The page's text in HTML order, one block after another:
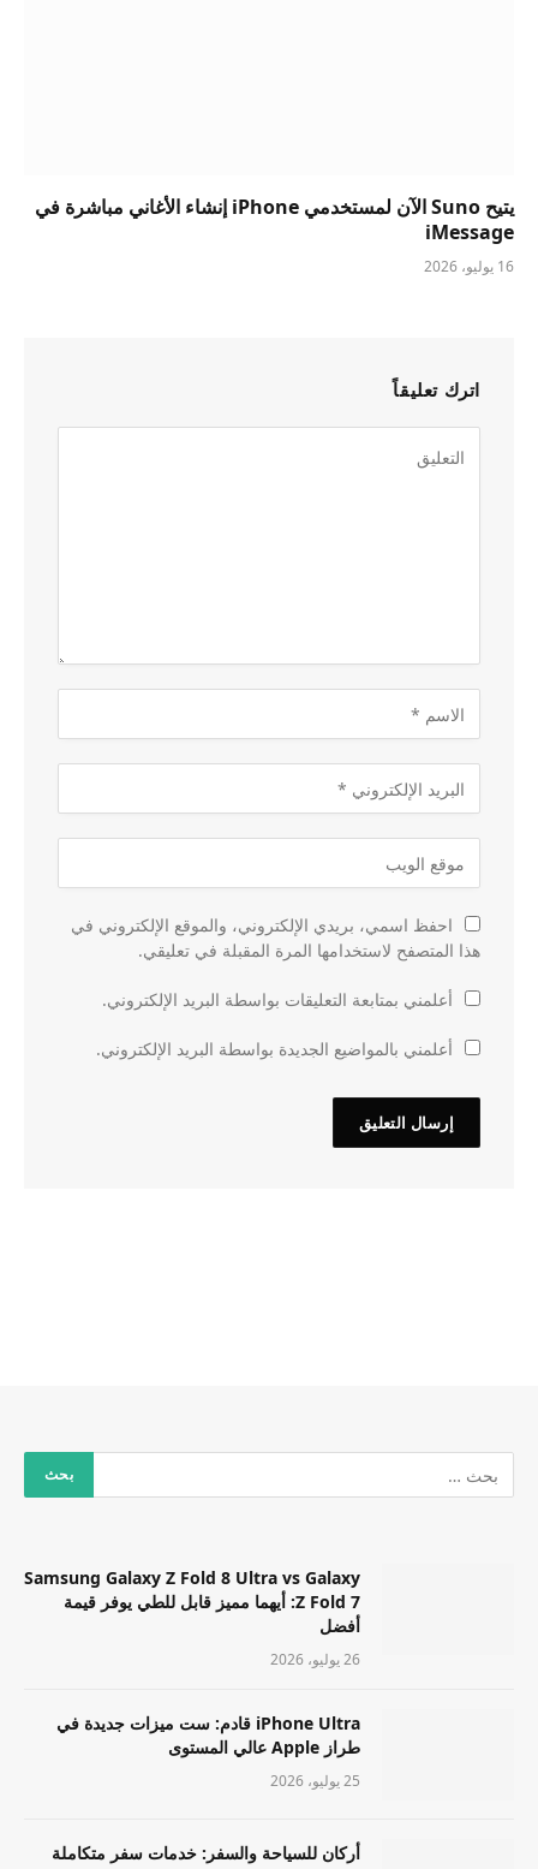
يتيح Suno الآن لمستخدمي iPhone إنشاء الأغاني مباشرة في
iMessage
16 يوليو، 2026
اترك تعليقاً
احفظ اسمي، بريدي الإلكتروني، والموقع الإلكتروني في
هذا المتصفح لاستخدامها المرة المقبلة في تعليقي.
أعلمني بمتابعة التعليقات بواسطة البريد الإلكتروني.
أعلمني بالمواضيع الجديدة بواسطة البريد الإلكتروني.
Samsung Galaxy Z Fold 8 Ultra vs Galaxy
Z Fold 7: أيهما مميز قابل للطي يوفر قيمة
أفضل
26 يوليو، 2026
iPhone Ultra قادم: ست ميزات جديدة في
طراز Apple عالي المستوى
25 يوليو، 2026
أركان للسياحة والسفر: خدمات سفر متكاملة